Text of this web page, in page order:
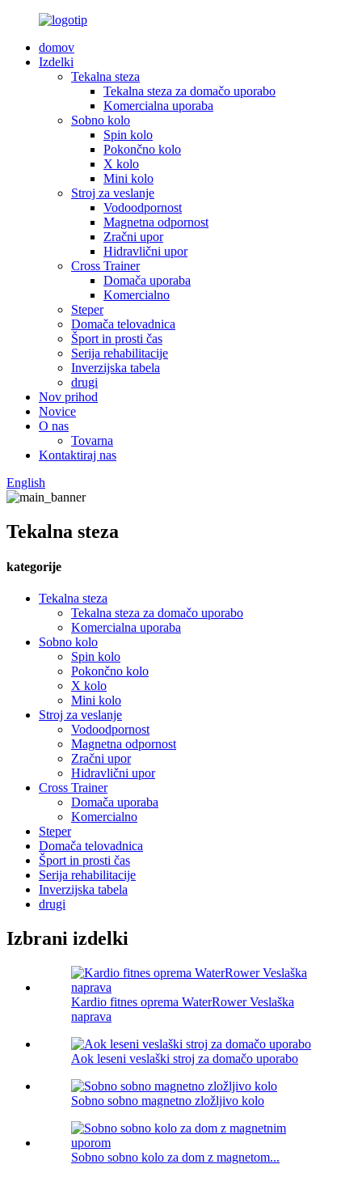
domov
Izdelki
Tekalna steza
Tekalna steza za domačo uporabo
Komercialna uporaba
Sobno kolo
Spin kolo
Pokončno kolo
X kolo
Mini kolo
Stroj za veslanje
Vodoodpornost
Magnetna odpornost
Zračni upor
Hidravlični upor
Cross Trainer
Domača uporaba
Komercialno
Steper
Domača telovadnica
Šport in prosti čas
Serija rehabilitacije
Inverzijska tabela
drugi
Nov prihod
Novice
O nas
Tovarna
Kontaktiraj nas
English
Tekalna steza
kategorije
Tekalna steza
Tekalna steza za domačo uporabo
Komercialna uporaba
Sobno kolo
Spin kolo
Pokončno kolo
X kolo
Mini kolo
Stroj za veslanje
Vodoodpornost
Magnetna odpornost
Zračni upor
Hidravlični upor
Cross Trainer
Domača uporaba
Komercialno
Steper
Domača telovadnica
Šport in prosti čas
Serija rehabilitacije
Inverzijska tabela
drugi
Izbrani izdelki
Kardio fitnes oprema WaterRower Veslaška
naprava
Aok leseni veslaški stroj za domačo uporabo
Sobno sobno magnetno zložljivo kolo
Sobno sobno kolo za dom z magnetom...